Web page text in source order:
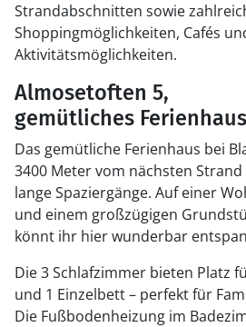
Strandabschnitten sowie
Shoppingmöglichkeiten, Cafés
Aktivitätsmöglichkeiten.
Almosetoften 5,
gemütliches
Das gemütliche Ferienhaus bei
3400 Meter vom nächsten
lange Spaziergänge. Auf einer
und einem großzügigen
könnt ihr hier wunderbar
Die 3 Schlafzimmer bieten Platz
und 1 Einzelbett – perfekt für
Die Fußbodenheizung im